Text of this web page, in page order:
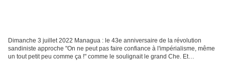
Dimanche 3 juillet 2022 Managua : le 43e anniversaire de la révolution
sandiniste approche "On ne peut pas faire confiance à l'impérialisme, même
un tout petit peu comme ça !" comme le soulignait le grand Che. Et